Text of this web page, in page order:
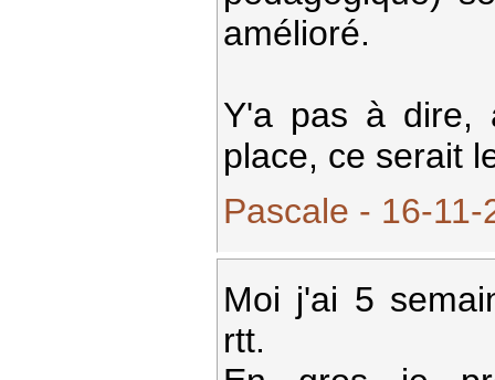
amélioré.
Y'a pas à dire,
place, ce serait
Pascale - 16-
Moi j'ai 5
rtt.